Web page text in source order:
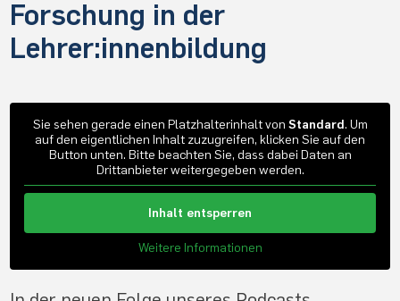
Forschung in der
Lehrer:innenbildung
Sie sehen gerade einen Platzhalterinhalt von Standard. Um
auf den eigentlichen Inhalt zuzugreifen, klicken Sie auf den
Button unten. Bitte beachten Sie, dass dabei Daten an
Drittanbieter weitergegeben werden.
Inhalt entsperren
Weitere Informationen